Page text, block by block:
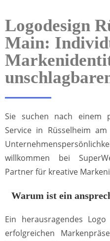
Logodesign
Main:
Sie suchen nach einem
Service in Rüsselheim
willkommen bei
Partner für kreative
Warum ist ein
Ein herausragendes
erfolgreichen